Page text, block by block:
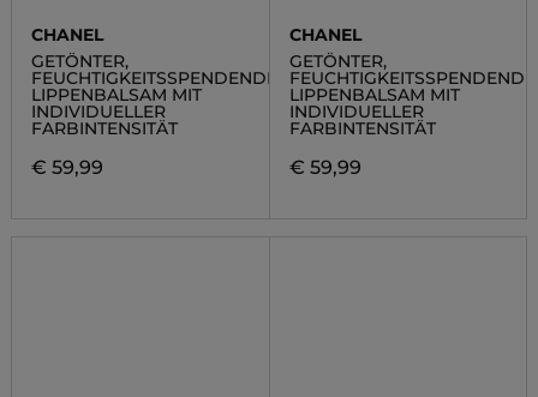
CHANEL
GETÖNTER,
FEUCHTIGKEITSSPENDENDER,
LIPPENBALSAM MIT
INDIVIDUELLER
FARBINTENSITÄT
€ 59,99
CHANEL
GETÖNTER,
LIPPENBALSAM MIT
INDIVIDUELLER
FARBINTENSITÄT
€ 59,99